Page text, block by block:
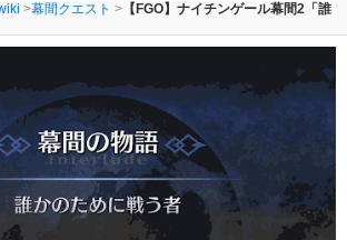
幕間クエスト 【FGO】ナイチンゲール幕間2「誰